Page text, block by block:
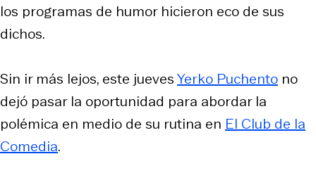
los programas de humor hicieron eco de sus
dichos.
Sin ir más lejos, este juevesYerko Puchento no
dejó pasar la oportunidad para abordar la
polémica en medio de su rutina en El Club de la
Comedia.